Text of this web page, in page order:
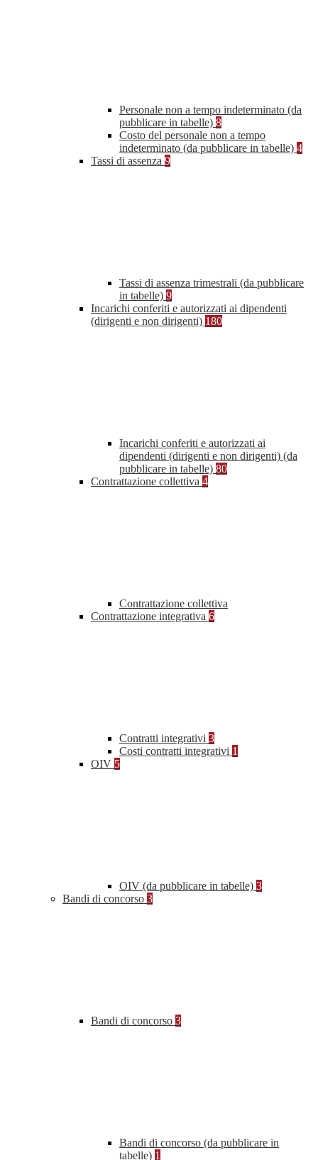
Personale non a tempo indeterminato (da
pubblicare in tabelle) 8
Costo del personale non a tempo
indeterminato (da pubblicare in tabelle) 4
Tassi di assenza 9
Tassi di assenza trimestrali (da pubblicare
in tabelle) 9
Incarichi conferiti e autorizzati ai dipendenti
(dirigenti e non dirigenti) 180
Incarichi conferiti e autorizzati ai
dipendenti (dirigenti e non dirigenti) (da
pubblicare in tabelle) 80
Contrattazione collettiva 4
Contrattazione collettiva
Contrattazione integrativa 6
Contratti integrativi 3
Costi contratti integrativi 1
OIV 5
OIV (da pubblicare in tabelle) 3
Bandi di concorso 3
Bandi di concorso 3
Bandi di concorso (da pubblicare in
tabelle) 1